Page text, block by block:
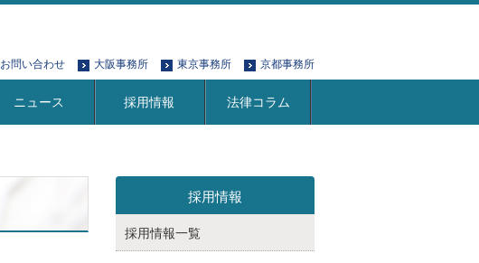
お問い合わせ 大阪事務所 東京事務所 京都事務所
ニュース 採用情報 法律コラム
採用情報
採用情報一覧